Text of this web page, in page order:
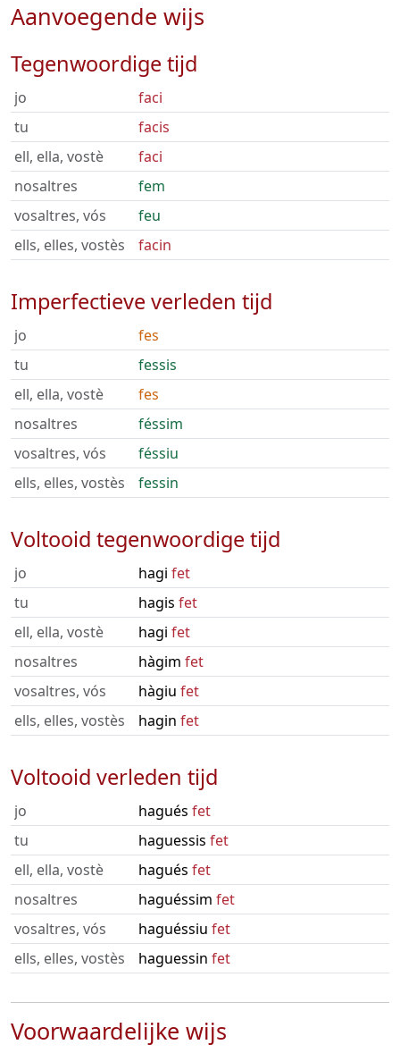
Aanvoegende wijs
Tegenwoordige tijd
jo
faci
tu
facis
ell, ella, vostè
faci
nosaltres
fem
vosaltres, vós
feu
ells, elles, vostès
facin
Imperfectieve verleden tijd
jo
fes
tu
fessis
ell, ella, vostè
fes
nosaltres
féssim
vosaltres, vós
féssiu
ells, elles, vostès
fessin
Voltooid tegenwoordige tijd
jo hagi fet
tu
hagis fet
ell, ella, vostè
hagi fet
nosaltres
hàgim fet
vosaltres, vós
hàgiu fet
ells, elles, vostès
hagin fet
Voltooid verleden tijd
jo hagués fet
tu
haguessis fet
ell, ella, vostè
hagués fet
nosaltres
haguéssim fet
vosaltres, vós
haguéssiu fet
ells, elles, vostès
haguessin fet
Voorwaardelijke wijs